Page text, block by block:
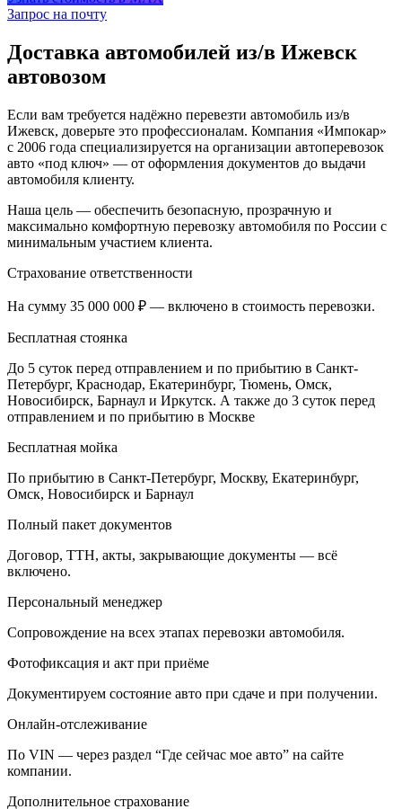
Запрос на почту
Доставка автомобилей из/в Ижевск
автовозом
Если вам требуется надёжно перевезти автомобиль из/в
Ижевск, доверьте это профессионалам. Компания «Импокар»
с 2006 года специализируется на организации автоперевозок
авто «под ключ» — от оформления документов до выдачи
автомобиля клиенту.
Наша цель — обеспечить безопасную, прозрачную и
максимально комфортную перевозку автомобиля по России с
минимальным участием клиента.
Страхование ответственности
На сумму 35 000 000 ₽ — включено в стоимость перевозки.
Бесплатная стоянка
До 5 суток перед отправлением и по прибытию в Санкт-
Петербург, Краснодар, Екатеринбург, Тюмень, Омск,
Новосибирск, Барнаул и Иркутск. А также до 3 суток перед
отправлением и по прибытию в Москве
Бесплатная мойка
По прибытию в Санкт-Петербург, Москву, Екатеринбург,
Омск, Новосибирск и Барнаул
Полный пакет документов
Договор, ТТН, акты, закрывающие документы — всё
включено.
Персональный менеджер
Сопровождение на всех этапах перевозки автомобиля.
Фотофиксация и акт при приёме
Документируем состояние авто при сдаче и при получении.
Онлайн-отслеживание
По VIN — через раздел “Где сейчас мое авто” на сайте
компании.
Дополнительное страхование